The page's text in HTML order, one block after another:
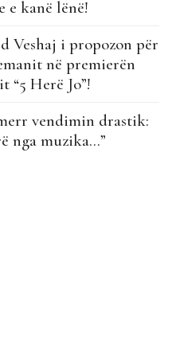
e kanë lënë!
Veshaj i propozon për
në premierën
“5 Herë Jo”!
vendimin drastik:
nga muzika…”